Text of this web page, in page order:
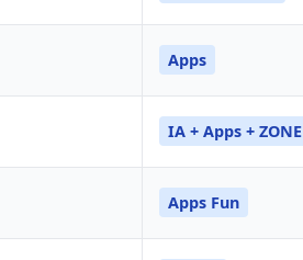
Apps
IA + Apps + ZONE
Apps Fun